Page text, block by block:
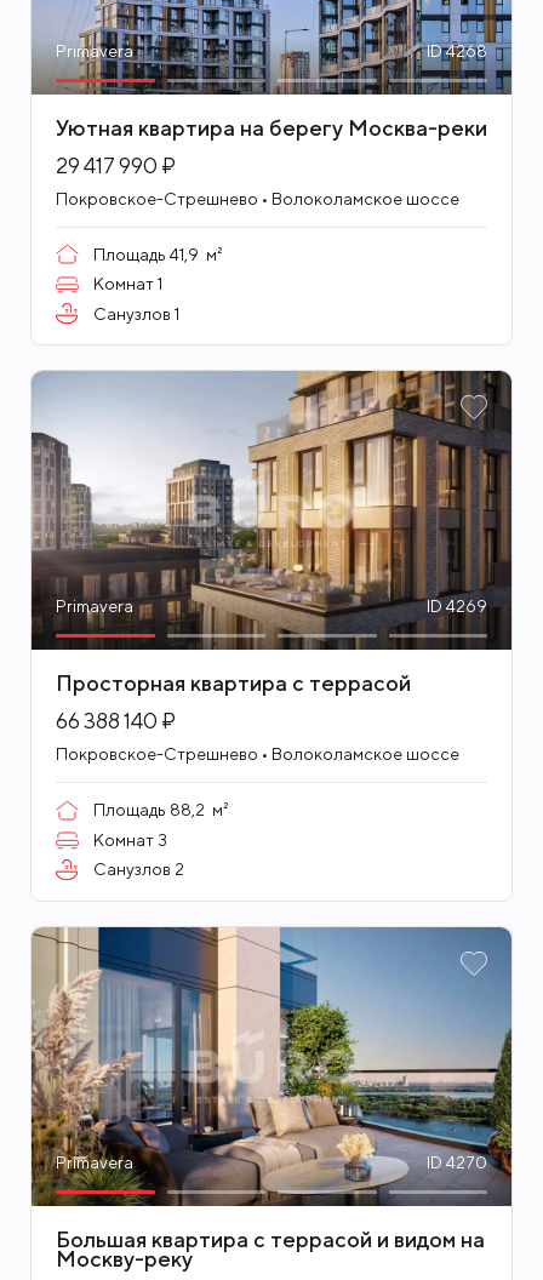
Primavera ID 4268
Уютная квартира на берегу Москва-реки
29 417 990 ₽
Покровское-Стрешнево • Волоколамское шоссе
Площадь 41,9 м²
Комнат1
Санузлов 1
Primavera ID 4269
Просторная квартира с террасой
66 388 140 ₽
Покровское-Стрешнево • Волоколамское шоссе
Площадь 88,2 м²
Комнат3
Санузлов 2
Primavera ID 4270
Большая квартира с террасой и видом на
Москву-реку